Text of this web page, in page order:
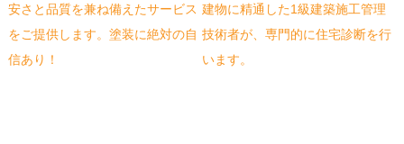
安さと品質を兼ね備えたサービス
をご提供します。塗装に絶対の自
信あり！
建物に精通した1級建築施工管理
技術者が、専門的に住宅診断を行
います。